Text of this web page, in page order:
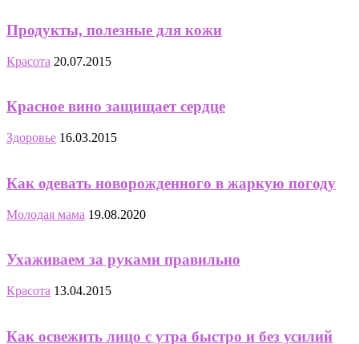
Продукты, полезные для кожи
Красота 20.07.2015
Красное вино защищает сердце
Здоровье 16.03.2015
Как одевать новорожденного в жаркую погоду
Молодая мама 19.08.2020
Ухаживаем за руками правильно
Красота 13.04.2015
Как освежить лицо с утра быстро и без усилий